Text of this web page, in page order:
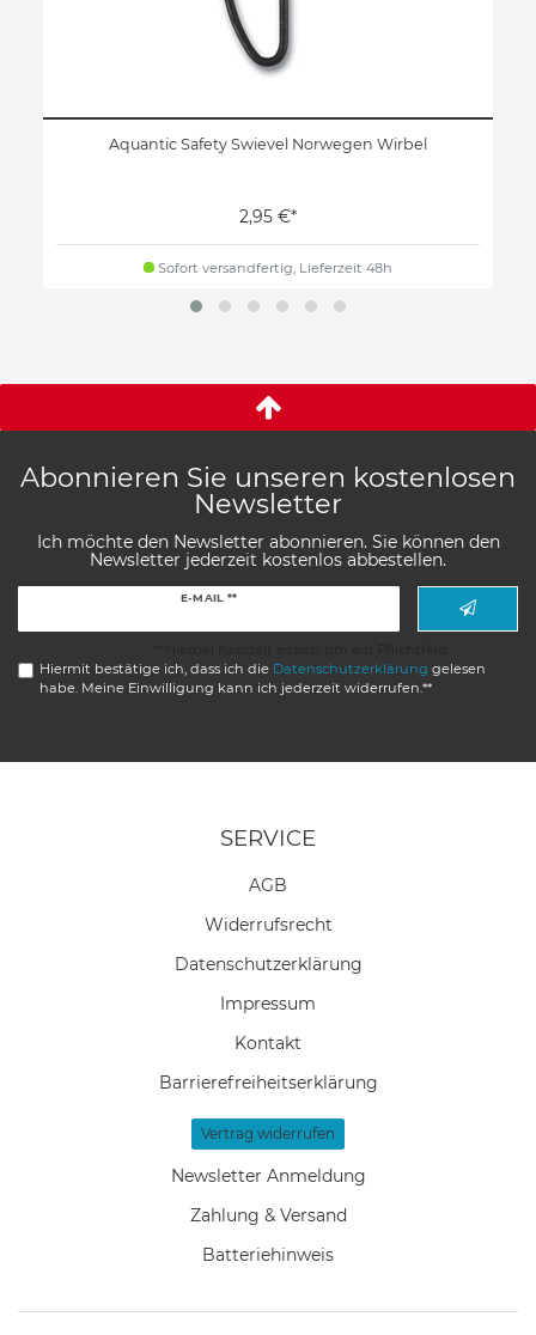
Aquantic Safety Swievel Norwegen Wirbel
2,95 €*
Sofort versandfertig, Lieferzeit 48h
Abonnieren Sie unseren kostenlosen
Newsletter
Ich möchte den Newsletter abonnieren. Sie können den
Newsletter jederzeit kostenlos abbestellen.
E-MAIL **
Hiermit bestätige ich, dass ich die Daten­schutz­erklärung gelesen
habe. Meine Einwilligung kann ich jederzeit widerrufen.**
SERVICE
AGB
Widerrufs­recht
Daten­schutz­erklärung
Impressum
Kontakt
Barrierefreiheitserklärung
Vertrag widerrufen
Newsletter Anmeldung
Zahlung & Versand
Batteriehinweis